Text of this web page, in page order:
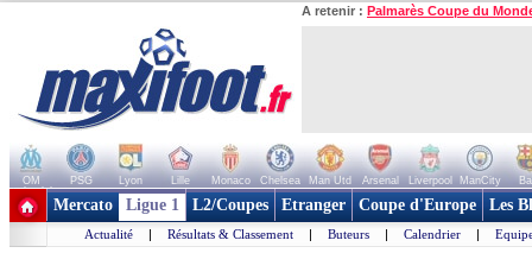
A retenir : Palmarès Coupe du
OM PSG Lyon Lille Monaco Chelsea Man Utd Arsenal Liverpool ManCity
+ de clubs
Mercato Ligue 1 L2/Coupes Etranger Coupe d'Europe Les
Actualité | Résultats & Classement | Buteurs | Calendrier |